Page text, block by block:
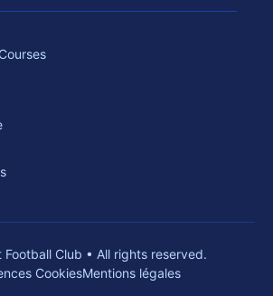
Football Club • All rights reserved.
CookiesMentions légales